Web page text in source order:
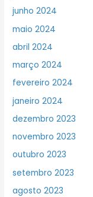
junho 2024
maio 2024
abril 2024
março 2024
fevereiro 2024
janeiro 2024
dezembro 2023
novembro 2023
outubro 2023
setembro 2023
agosto 2023